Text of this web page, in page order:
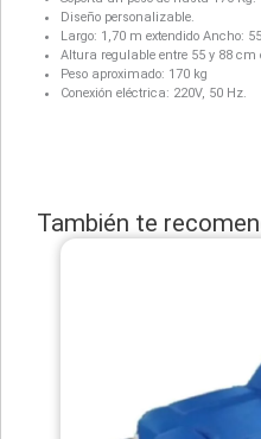
Diseño personalizable.
Largo: 1,70 m extendido Ancho:
Altura regulable entre 55 y 88
Peso aproximado: 170 kg
Conexión eléctrica: 220V, 50 Hz.
También te